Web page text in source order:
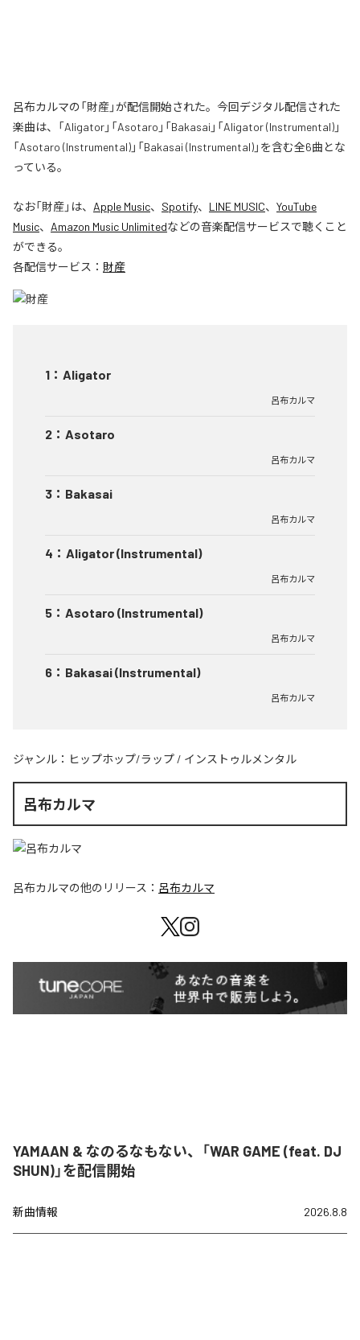
呂布カルマの「財産」が配信開始された。今回デジタル配信された
楽曲は、「Aligator」「Asotaro」「Bakasai」「Aligator (Instrumental)」
「Asotaro (Instrumental)」「Bakasai (Instrumental)」を含む全6曲とな
っている。
なお「財産」は、 Apple Music、 Spotify、 LINE MUSIC、 YouTube
Music、 Amazon Music Unlimitedなどの音楽配信サービスで聴くこと
ができる。
各配信サービス： 財産
1 ： Aligator
呂布カルマ
2 ： Asotaro
呂布カルマ
3 ： Bakasai
呂布カルマ
4 ： Aligator (Instrumental)
呂布カルマ
5 ： Asotaro (Instrumental)
呂布カルマ
6 ： Bakasai (Instrumental)
呂布カルマ
ジャンル： ヒップホップ/ラップ / インストゥルメンタル
呂布カルマ
呂布カルマの他のリリース： 呂布カルマ
YAMAAN & なのるなもない、「WAR GAME (feat. DJ
SHUN)」を配信開始
新曲情報 2026.8.8